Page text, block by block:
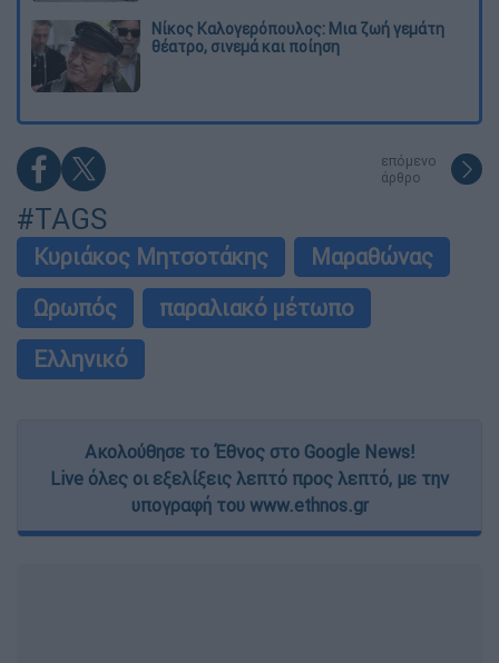
Νίκος Καλογερόπουλος: Μια ζωή γεμάτη
θέατρο, σινεμά και ποίηση
επόμενο
άρθρο
#TAGS
Κυριάκος Μητσοτάκης
Μαραθώνας
Ωρωπός
παραλιακό μέτωπο
Ελληνικό
Ακολούθησε το Έθνος στο Google News!
Live όλες οι εξελίξεις λεπτό προς λεπτό, με την
υπογραφή του www.ethnos.gr